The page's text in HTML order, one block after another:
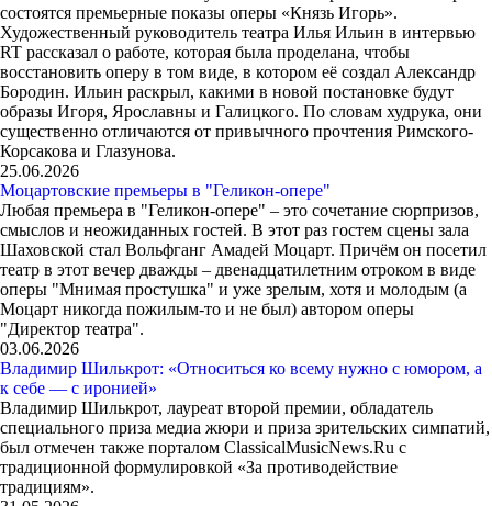
состоятся премьерные показы оперы «Князь Игорь».
Художественный руководитель театра Илья Ильин в интервью
RT рассказал о работе, которая была проделана, чтобы
восстановить оперу в том виде, в котором её создал Александр
Бородин. Ильин раскрыл, какими в новой постановке будут
образы Игоря, Ярославны и Галицкого. По словам худрука, они
существенно отличаются от привычного прочтения Римского-
Корсакова и Глазунова.
25.06.2026
Моцартовские премьеры в "Геликон-опере"
Любая премьера в "Геликон-опере" – это сочетание сюрпризов,
смыслов и неожиданных гостей. В этот раз гостем сцены зала
Шаховской стал Вольфганг Амадей Моцарт. Причём он посетил
театр в этот вечер дважды – двенадцатилетним отроком в виде
оперы "Мнимая простушка" и уже зрелым, хотя и молодым (а
Моцарт никогда пожилым-то и не был) автором оперы
"Директор театра".
03.06.2026
Владимир Шилькрот: «Относиться ко всему нужно с юмором, а
к себе — с иронией»
Владимир Шилькрот, лауреат второй премии, обладатель
специального приза медиа жюри и приза зрительских симпатий,
был отмечен также порталом ClassicalMusicNews.Ru с
традиционной формулировкой «За противодействие
традициям».